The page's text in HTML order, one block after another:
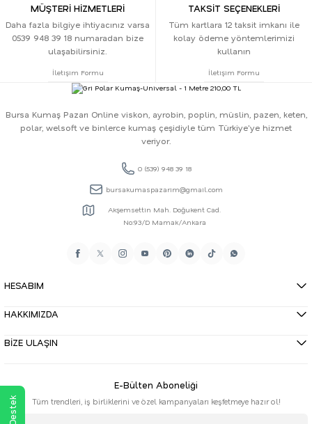
MÜŞTERİ HİZMETLERİ
Daha fazla bilgiye ihtiyacınız varsa
0539 948 39 18 numaradan bize
ulaşabilirsiniz.
İletişim Formu
TAKSİT SEÇENEKLERİ
Tüm kartlara 12 taksit imkanı ile
kolay ödeme yöntemlerimizi
kullanın
İletişim Formu
Bursa Kumaş Pazarı Online viskon, ayrobin, poplin, müslin, pazen, keten,
polar, welsoft ve binlerce kumaş çeşidiyle tüm Türkiye'ye hizmet
veriyor.
0 (539) 948 39 18
bursakumaspazarim@gmail.com
Akşemsettin Mah. Doğukent Cad.
No:93/D Mamak/Ankara
HESABIM
HAKKIMIZDA
BİZE ULAŞIN
E-Bülten Aboneliği
Tüm trendleri, iş birliklerini ve özel kampanyaları keşfetmeye hazır ol!